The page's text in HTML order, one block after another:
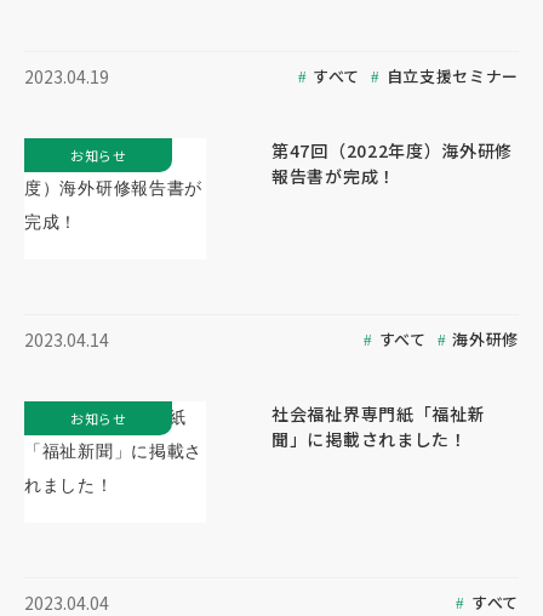
2023.04.19 すべて 自立支援セミナー
第47回（2022年度）海外研修
報告書が完成！
2023.04.14 すべて 海外研修
お知らせ
社会福祉界専門紙「福祉新
聞」に掲載されました！
2023.04.04 すべて
お知らせ